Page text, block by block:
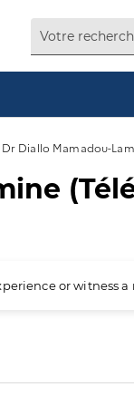
Dr Diallo Mamadou-
or